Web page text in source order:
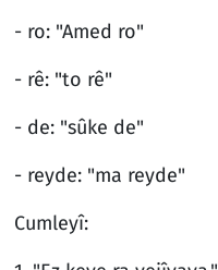
- ro: "Amed ro"
- rê: "to rê"
- de: "sûke de"
- reyde: "ma reyde"
Cumleyî: